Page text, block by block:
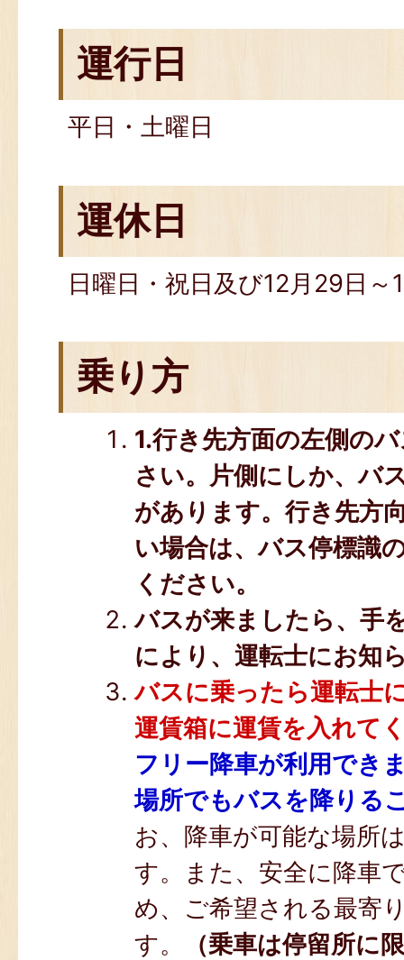
運行日
平日・土曜日
運休日
日曜日・祝日及び12月29日～
乗り方
1.行き先方面の左側の
さい。 片側にしか、バ
があります。行き先方
い場合は、バス停標識
ください。
バスが来ましたら、手
により、運転士にお知
バスに乗ったら運転士
運賃箱に運賃を入れて
フリー降車が利用でき
場所でもバスを降りる
お、降車が可能な場所
す。また、安全に降車
め、ご希望される最寄
す。
（乗車は停留所に